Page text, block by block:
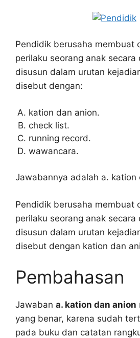
Pendidik berusaha membuat
perilaku seorang anak
disusun dalam urutan
disebut dengan:
kation dan anion.
check list.
running record.
wawancara.
Jawabannya adalah a. kation
Pendidik berusaha membuat
perilaku seorang anak
disusun dalam urutan
disebut dengan kation dan
Pembahasan
Jawaban a. kation dan anion
yang benar, karena sudah
pada buku dan catatan